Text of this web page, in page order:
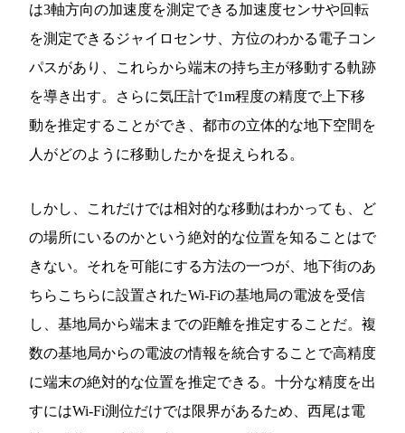
は3軸方向の加速度を測定できる加速度センサや回転
を測定できるジャイロセンサ、方位のわかる電子コン
パスがあり、これらから端末の持ち主が移動する軌跡
を導き出す。さらに気圧計で1m程度の精度で上下移
動を推定することができ、都市の立体的な地下空間を
人がどのように移動したかを捉えられる。
しかし、これだけでは相対的な移動はわかっても、ど
の場所にいるのかという絶対的な位置を知ることはで
きない。それを可能にする方法の一つが、地下街のあ
ちらこちらに設置されたWi-Fiの基地局の電波を受信
し、基地局から端末までの距離を推定することだ。複
数の基地局からの電波の情報を統合することで高精度
に端末の絶対的な位置を推定できる。十分な精度を出
すにはWi-Fi測位だけでは限界があるため、西尾は電